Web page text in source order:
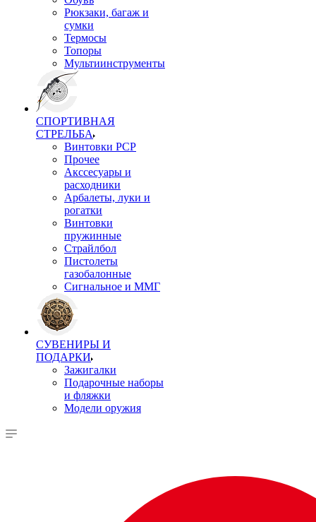
Рюкзаки, багаж и
сумки
Термосы
Топоры
Мультиинструменты
СПОРТИВНАЯ
СТРЕЛЬБА
Винтовки PCP
Прочее
Акссесуары и
расходники
Арбалеты, луки и
рогатки
Винтовки
пружинные
Страйлбол
Пистолеты
газобалонные
Сигнальное и ММГ
СУВЕНИРЫ И
ПОДАРКИ
Зажигалки
Подарочные наборы
и фляжки
Модели оружия